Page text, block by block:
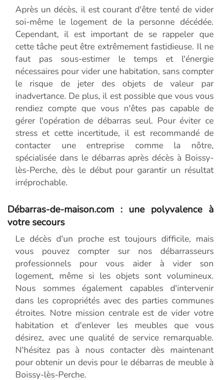
Après un décès, il est courant d'être tenté de vider
soi-même le logement de la personne décédée.
Cependant, il est important de se rappeler que
cette tâche peut être extrêmement fastidieuse. Il ne
faut pas sous-estimer le temps et l'énergie
nécessaires pour vider une habitation, sans compter
le risque de jeter des objets de valeur par
inadvertance. De plus, il est possible que vous vous
rendiez compte que vous n'êtes pas capable de
gérer l'opération de débarras seul. Pour éviter ce
stress et cette incertitude, il est recommandé de
contacter une entreprise comme la nôtre,
spécialisée dans le débarras après décès à Boissy-
lès-Perche, dès le début pour garantir un résultat
irréprochable.
Débarras-de-maison.com : une polyvalence à
votre secours
Le décès d'un proche est toujours difficile, mais
vous pouvez compter sur nos débarrasseurs
professionnels pour vous aider à vider son
logement, même si les objets sont volumineux.
Nous sommes également capables d'intervenir
dans les copropriétés avec des parties communes
étroites. Notre mission centrale est de vider votre
habitation et d'enlever les meubles que vous
désirez, avec une qualité de service remarquable.
N'hésitez pas à nous contacter dès maintenant
pour obtenir un devis pour le débarras de meuble à
Boissy-lès-Perche.